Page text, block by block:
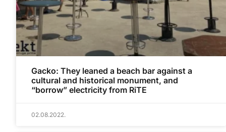
Gacko: They leaned a beach bar against a
cultural and historical monument, and
“borrow” electricity from RiTE
02.08.2022.